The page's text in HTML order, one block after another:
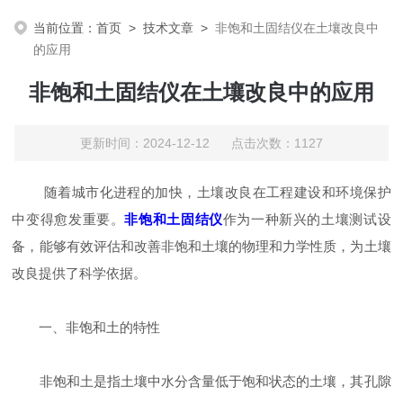
当前位置：首页 >技术文章 >非饱和土固结仪在土壤改良中
的应用
非饱和土固结仪在土壤改良中的应用
更新时间：2024-12-12 点击次数：1127
随着城市化进程的加快，土壤改良在工程建设和环境保护
中变得愈发重要。非饱和土固结仪作为一种新兴的土壤测试设
备，能够有效评估和改善非饱和土壤的物理和力学性质，为土壤
改良提供了科学依据。
一、非饱和土的特性
非饱和土是指土壤中水分含量低于饱和状态的土壤，其孔隙